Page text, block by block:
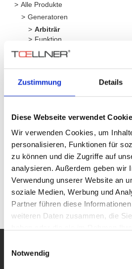
Zustimmung Details
Diese Webseite verwendet
Wir verwenden Cookies, um
personalisieren, Funktionen für
zu können und die Zugriffe auf
analysieren. Außerdem geben wir
Verwendung unserer Website an
soziale Medien, Werbung und
Partner führen diese
weiteren Daten zusammen, die
Notwendig
Alle Produkte
Generatoren
Arbiträr
Funktion
Netzgeräte
Getaktet
Sondergeräte
Verstärker
4-Quadranten
Breitband
Serie Leistung Spannung
« < 1 >
PRODUKTE